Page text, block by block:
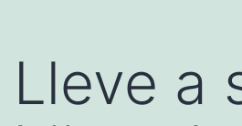
Lleve a